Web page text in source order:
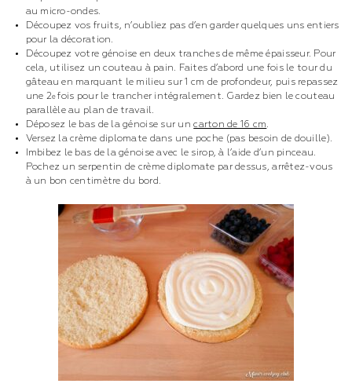
au micro-ondes.
Découpez vos fruits, n’oubliez pas d’en garder quelques uns entiers
pour la décoration.
Découpez votre génoise en deux tranches de même épaisseur. Pour
cela, utilisez un couteau à pain. Faites d’abord une fois le tour du
gâteau en marquant le milieu sur 1 cm de profondeur, puis repassez
une 2efois pour le trancher intégralement. Gardez bien le couteau
parallèle au plan de travail.
Déposez le bas de la génoise sur uncarton de 16 cm.
Versez la crème diplomate dans une poche (pas besoin de douille).
Imbibez le bas de la génoise avec le sirop, à l’aide d’un pinceau.
Pochez un serpentin de crème diplomate par dessus, arrêtez-vous
à un bon centimètre du bord.